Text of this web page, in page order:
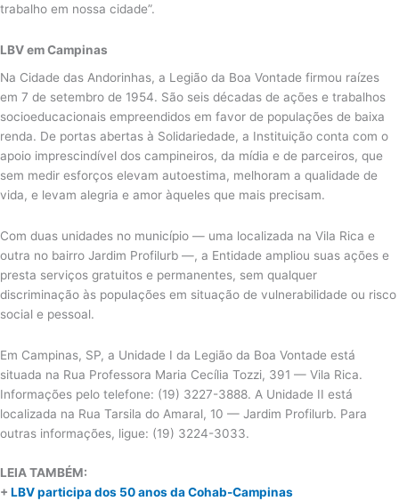
trabalho em nossa cidade”.
LBV em Campinas
Na Cidade das Andorinhas, a Legião da Boa Vontade firmou raízes
em 7 de setembro de 1954. São seis décadas de ações e trabalhos
socioeducacionais empreendidos em favor de populações de baixa
renda. De portas abertas à Solidariedade, a Instituição conta com o
apoio imprescindível dos campineiros, da mídia e de parceiros, que
sem medir esforços elevam autoestima, melhoram a qualidade de
vida, e levam alegria e amor àqueles que mais precisam.
Com duas unidades no município — uma localizada na Vila Rica e
outra no bairro Jardim Profilurb —, a Entidade ampliou suas ações e
presta serviços gratuitos e permanentes, sem qualquer
discriminação às populações em situação de vulnerabilidade ou risco
social e pessoal.
Em Campinas, SP, a Unidade I da Legião da Boa Vontade está
situada na Rua Professora Maria Cecília Tozzi, 391 — Vila Rica.
Informações pelo telefone: (19) 3227-3888. A Unidade II está
localizada na Rua Tarsila do Amaral, 10 — Jardim Profilurb. Para
outras informações, ligue: (19) 3224-3033.
LEIA TAMBÉM:
+ LBV participa dos 50 anos da Cohab-Campinas